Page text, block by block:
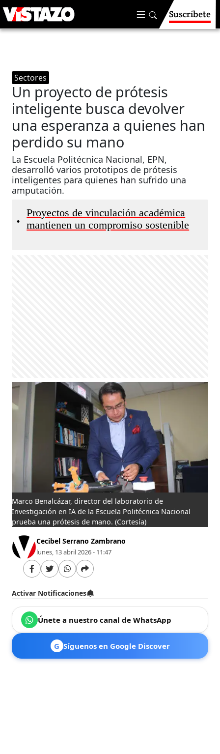
Suscríbete
Sectores
Un proyecto de prótesis
inteligente busca devolver
una esperanza a quienes han
perdido su mano
La Escuela Politécnica Nacional, EPN,
desarrolló varios prototipos de prótesis
inteligentes para quienes han sufrido una
amputación.
•
Proyectos de vinculación académica
mantienen un compromiso sostenible
Marco Benalcázar, director del laboratorio de
Investigación en IA de la Escuela Politécnica Nacional
prueba una prótesis de mano.(Cortesía)
Cecibel Serrano Zambrano
lunes, 13 abril 2026 - 11:47
Activar Notificaciones
Únete a nuestro canal de WhatsApp
G Síguenos en Google Discover